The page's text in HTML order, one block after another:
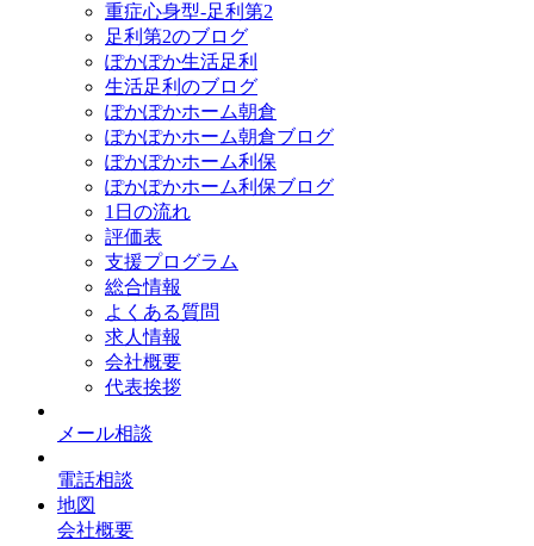
重症心身型-足利第2
足利第2のブログ
ぽかぽか生活足利
生活足利のブログ
ぽかぽかホーム朝倉
ぽかぽかホーム朝倉ブログ
ぽかぽかホーム利保
ぽかぽかホーム利保ブログ
1日の流れ
評価表
支援プログラム
総合情報
よくある質問
求人情報
会社概要
代表挨拶
メール相談
電話相談
地図
会社概要